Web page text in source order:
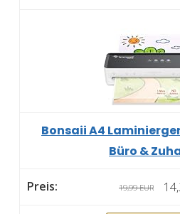
Bonsaii A4
Büro &
19,99 EUR